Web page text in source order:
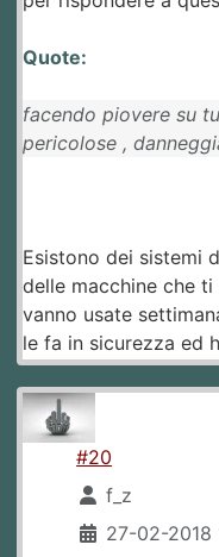
Quote:
facendo piovere su
pericolose ,
Esistono dei sistemi
delle macchine che
vanno usate
le fa in sicurezza ed
#20
f_z
27-02-2018